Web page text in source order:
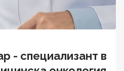
- специализант в